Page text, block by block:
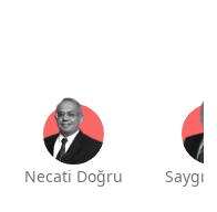
Necati Doğru Saygı